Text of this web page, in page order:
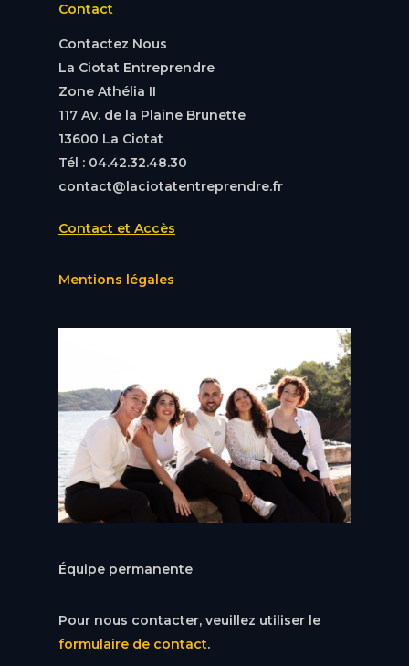
Contact
Contactez Nous
La Ciotat Entreprendre
Zone Athélia II
117 Av. de la Plaine Brunette
13600 La Ciotat
Tél : 04.42.32.48.30
contact@laciotatentreprendre.fr
Contact et Accès
Mentions légales
Équipe permanente
Pour nous contacter, veuillez utiliser le
formulaire de contact.